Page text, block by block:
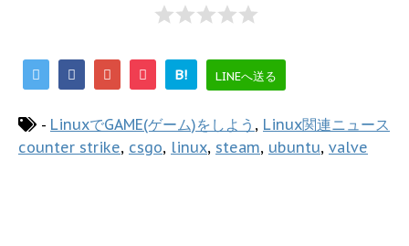
B! LINEへ送る
- LinuxでGAME(ゲーム)をしよう , Linux関連ニュース
counter strike, csgo, linux, steam, ubuntu, valve